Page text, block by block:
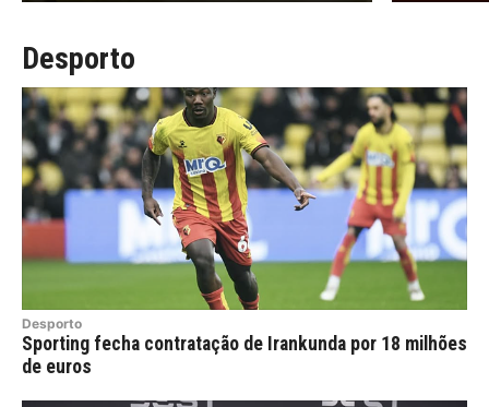
Desporto
Desporto
Sporting fecha contratação de Irankunda por 18 milhões
de euros